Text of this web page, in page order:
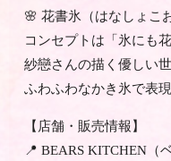
🌸 花書氷（はなしょこ
コンセプトは「氷にも
紗戀さんの描く優しい
ふわふわなかき氷で表
【店舗・販売情報】
📍 BEARS KITCHEN（